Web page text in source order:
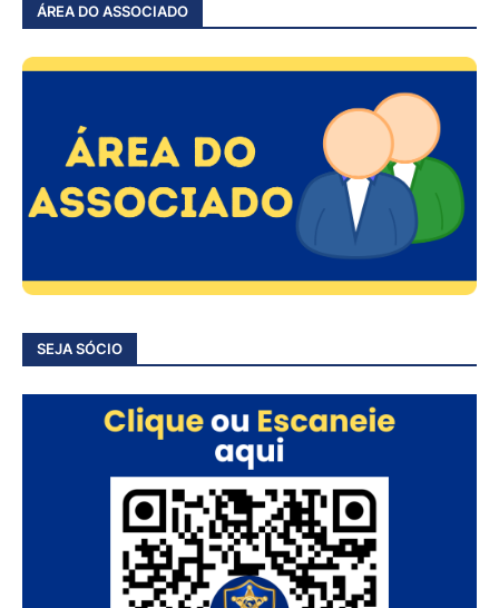
ÁREA DO ASSOCIADO
SEJA SÓCIO